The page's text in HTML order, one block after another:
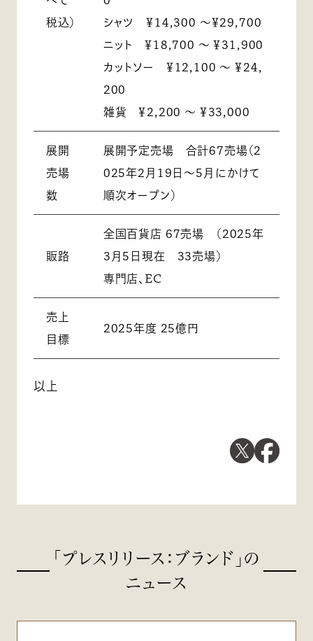
税込）
シャツ ￥14,300 ～￥29,700
ニット ￥18,700 ～ ￥31,900
カットソー ￥12,100 ～ ￥24,
200
雑貨 ￥2,200 ～ ￥33,000
展開
売場
数
展開予定売場 合計67売場（2
025年2月19日～5月にかけて
順次オープン）
販路
全国百貨店 67売場 （2025年
3月5日現在 33売場）
専門店、EC
売上
目標
2025年度 25億円
以上
「プレスリリース：ブランド」の
ニュース